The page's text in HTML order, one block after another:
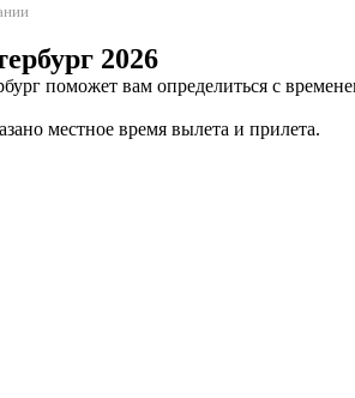
2026
поможет вам определиться с
местное время вылета и прилета.